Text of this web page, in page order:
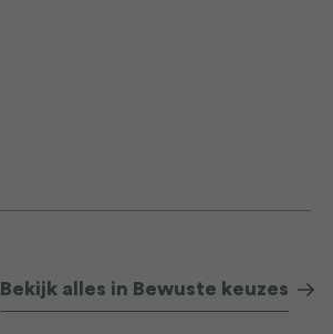
Bekijk alles in Bewuste keuzes